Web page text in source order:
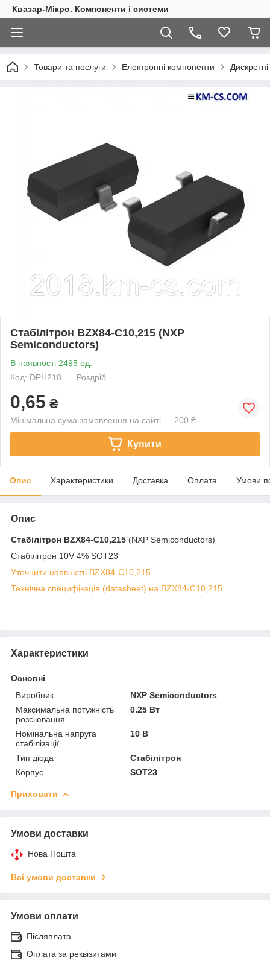
Квазар-Мікро. Компоненти і системи
Товари та послуги Електронні компоненти
Стабілітрон BZX84-C10,215 (NXP
Semiconductors)
В наявності 2495 од.
Код: DPH218
Роздріб
0,65 ₴
Мінімальна сума замовлення на сайті — 200 ₴
Купити
Опис Характеристики Доставка Оплата Умови
Опис
Стабілітрон BZX84-C10,215 (NXP Semiconductors)
Стабілітрон 10V 4% SOT23
Уточнити наявність BZX84-C10,215
Технічна специфікація (datasheet) на BZX84-C10,215
Характеристики
Основні
Виробник
NXP Semiconductors
Максимальна потужність
розсіювання
0.25 Вт
Номінальна напруга
стабілізації
10 В
Тип діода
Стабілітрон
Корпус
SOT23
Приховати
Умови доставки
Нова Пошта
Всі умови доставки
Умови оплати
Післяплата
Оплата за реквізитами